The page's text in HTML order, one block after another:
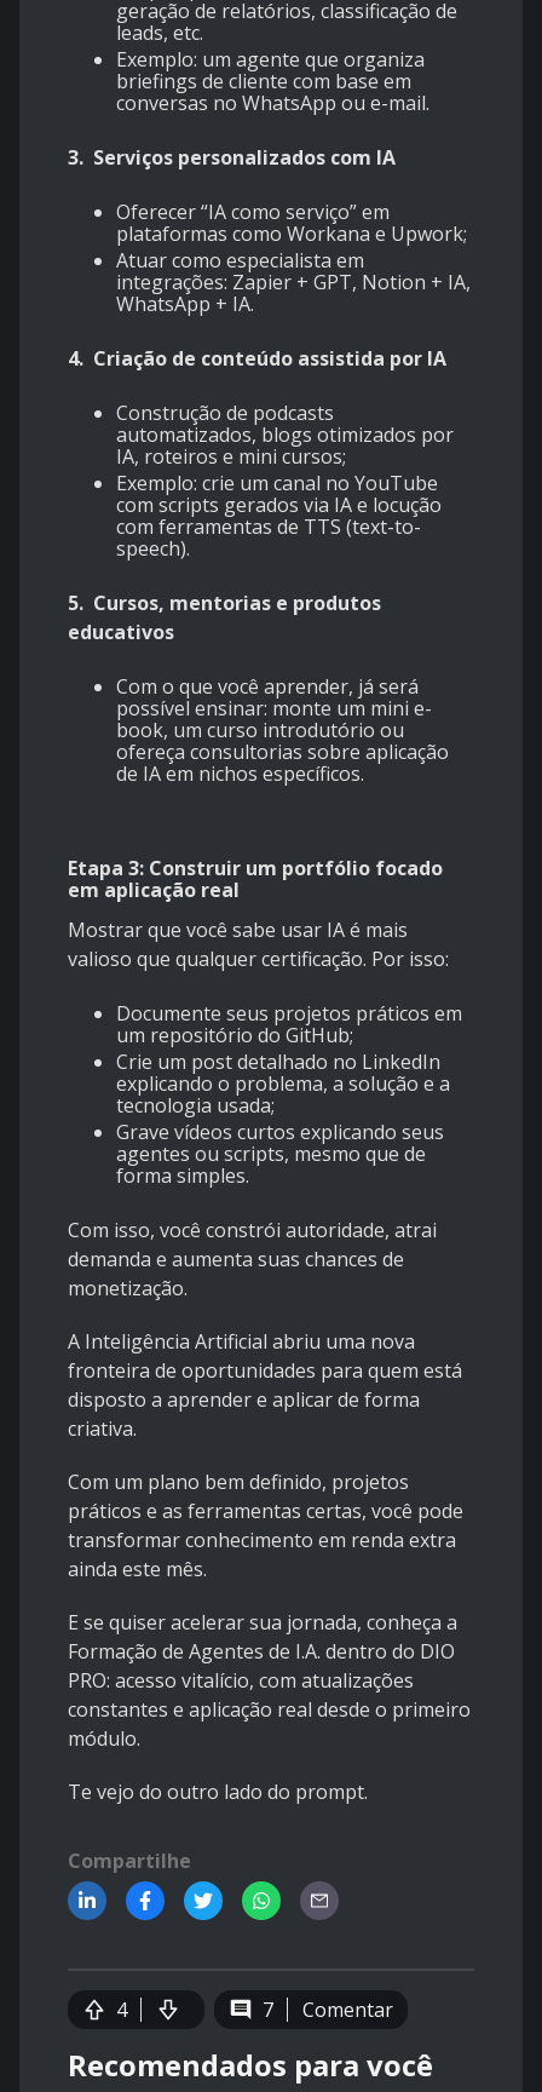
geração de relatórios, classificação de
leads, etc.
Exemplo: um agente que organiza
briefings de cliente com base em
conversas no WhatsApp ou e-mail.
3. Serviços personalizados com IA
Oferecer “IA como serviço” em
plataformas como Workana e Upwork;
Atuar como especialista em
integrações: Zapier + GPT, Notion + IA,
WhatsApp + IA.
4. Criação de conteúdo assistida por IA
Construção de podcasts
automatizados, blogs otimizados por
IA, roteiros e mini cursos;
Exemplo: crie um canal no YouTube
com scripts gerados via IA e locução
com ferramentas de TTS (text-to-
speech).
5. Cursos, mentorias e produtos
educativos
Com o que você aprender, já será
possível ensinar: monte um mini e-
book, um curso introdutório ou
ofereça consultorias sobre aplicação
de IA em nichos específicos.
Etapa 3: Construir um portfólio focado
em aplicação real
Mostrar que você sabe usar IA é mais
valioso que qualquer certificação. Por isso:
Documente seus projetos práticos em
um repositório do GitHub;
Crie um post detalhado no LinkedIn
explicando o problema, a solução e a
tecnologia usada;
Grave vídeos curtos explicando seus
agentes ou scripts, mesmo que de
forma simples.
Com isso, você constrói autoridade, atrai
demanda e aumenta suas chances de
monetização.
A Inteligência Artificial abriu uma nova
fronteira de oportunidades para quem está
disposto a aprender e aplicar de forma
criativa.
Com um plano bem definido, projetos
práticos e as ferramentas certas, você pode
transformar conhecimento em renda extra
ainda este mês.
E se quiser acelerar sua jornada, conheça a
Formação de Agentes de I.A. dentro do DIO
PRO: acesso vitalício, com atualizações
constantes e aplicação real desde o primeiro
módulo.
Te vejo do outro lado do prompt.
Compartilhe
4 7 Comentar
Recomendados para você